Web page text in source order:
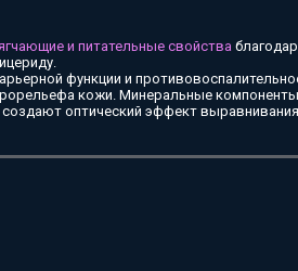
и питательные свойства
функции и
кожи. Минеральные
оптический эффект